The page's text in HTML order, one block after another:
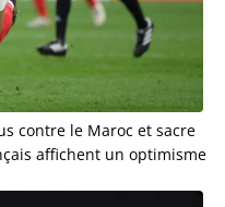
contre le Maroc et sacre
affichent un optimisme